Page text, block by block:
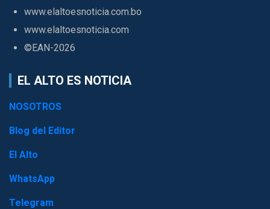
www.elaltoesnoticia.com.bo
www.elaltoesnoticia.com
©EAN-2026
EL ALTO ES NOTICIA
NOSOTROS
Blog del Editor
El Alto
WhatsApp
Telegram